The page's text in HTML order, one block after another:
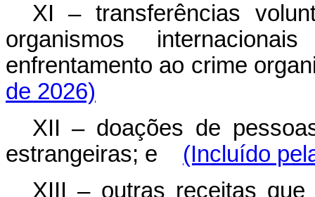
XI – transferências
organismos
enfrentamento ao crime
de 2026)
XII – doações de
estrangeiras; e
(Incluído
XIII – outras receitas que